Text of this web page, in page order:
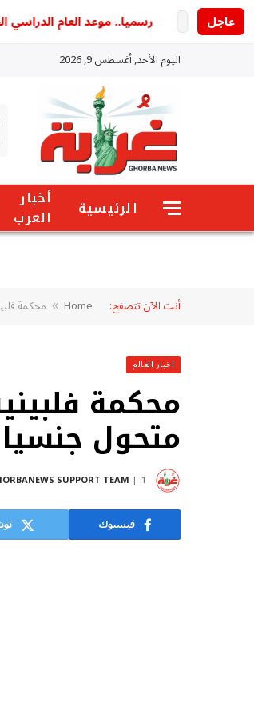
عاجل رسميا.. موعد العام الدراسي الجديد 2026/2027 وخريطة الدراسة والامتحانات كاملة
اليوم الأحد, أغسطس 9, 2026
الرئيسية
أخبار
العرب
أنت الآن تتصفح: Home
» محكمة
اخبار العالم
محكمة
متحول
SUPPORT TEAM 1 ديسمبر، 2015
فيسبوك